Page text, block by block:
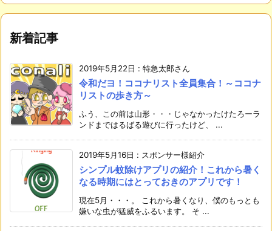
新着記事
2019年5月22日 : 特急太郎さん
令和だヨ！ココナリスト全員集合！～ココナ
リストの歩き方～
ふう、この前は山形・・・じゃなかったけたろーラ
ンドまではるばる遊びに行ったけど、 ...
2019年5月16日 : スポンサー様紹介
シンプル蚊除けアプリの紹介！これから暑く
なる時期にはとっておきのアプリです！
現在5月・・・。 これから暑くなり、僕のもっとも
嫌いな虫が猛威をふるいます。 そ ...